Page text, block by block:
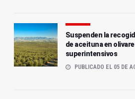
Suspenden la
de aceituna en
superintensivos
PUBLICADO EL 05 DE